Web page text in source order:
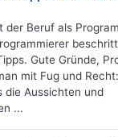
der Beruf als
Gute Gründe,
mit Fug und
die Aussichten und
...